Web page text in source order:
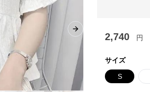
Next slide 2,740 円
サイズ
S